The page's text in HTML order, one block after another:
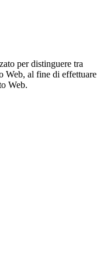
per distinguere tra
Web, al fine di effettuare
Web.